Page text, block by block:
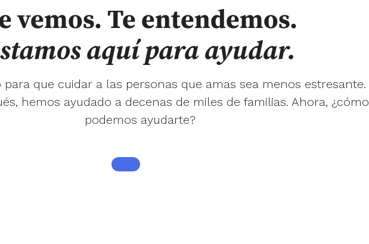
vemos. Te entendemos.
aquí para ayudar.
que cuidar a las personas que amas sea menos estresante.
hemos ayudado a decenas de miles de familias. Ahora, ¿cómo
podemos ayudarte?